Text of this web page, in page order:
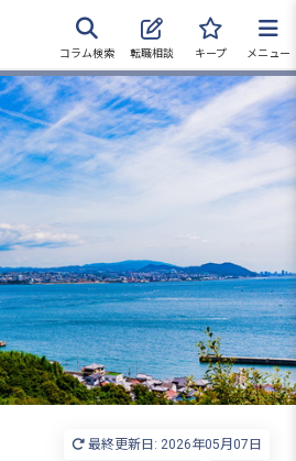
コラム検索 転職相談 キープ メニュー
サポートに申し込む
お考えの企業様へ
最終更新日: 2026年05月07日